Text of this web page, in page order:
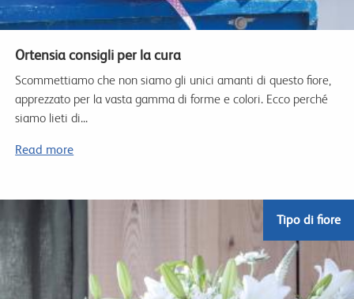
Ortensia consigli per la cura
Scommettiamo che non siamo gli unici amanti di questo fiore,
apprezzato per la vasta gamma di forme e colori. Ecco perché
siamo lieti di...
Read more
Tipo di fiore